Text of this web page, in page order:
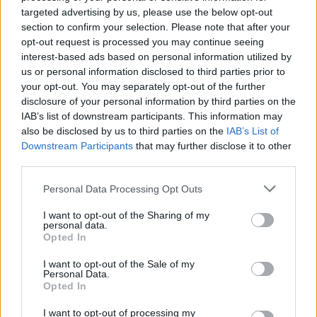
targeted advertising by us, please use the below opt-out
section to confirm your selection. Please note that after your
opt-out request is processed you may continue seeing
interest-based ads based on personal information utilized by
us or personal information disclosed to third parties prior to
your opt-out. You may separately opt-out of the further
disclosure of your personal information by third parties on the
IAB’s list of downstream participants. This information may
also be disclosed by us to third parties on the IAB’s List of
Downstream Participants that may further disclose it to other
Please note that this website/app uses one or more Google
not limited to your visit or usage behaviour. You may click to
grant or deny consent to Google and its third-party tags to
use your data for below specified purposes in below Google
consent section.
Personal Data Processing Opt Outs
I want to opt-out of the Sharing of my
personal data.
Opted In
I want to opt-out of the Sale of my
Personal Data.
Opted In
I want to opt-out of processing my
Normal storlek(1,536 x 1,024)
AVIF(139 KB)
WebP(315 KB)
JPEG(561 KB)
Stor storlek(3,072 x 2,048)
AVIF(317 KB)
WebP(748 KB)
Mycket stor storlek(4,608 x 3,072)
WebP(1.2 MB)
JPEG(2.9 MB)